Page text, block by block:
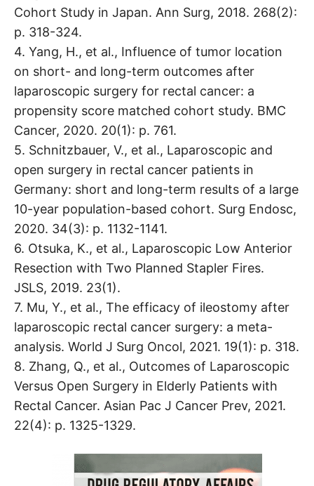
Cohort Study in Japan. Ann Surg, 2018. 268(2):
p. 318-324.
4. Yang, H., et al., Influence of tumor location
on short- and long-term outcomes after
laparoscopic surgery for rectal cancer: a
propensity score matched cohort study. BMC
Cancer, 2020. 20(1): p. 761.
5. Schnitzbauer, V., et al., Laparoscopic and
open surgery in rectal cancer patients in
Germany: short and long-term results of a large
10-year population-based cohort. Surg Endosc,
2020. 34(3): p. 1132-1141.
6. Otsuka, K., et al., Laparoscopic Low Anterior
Resection with Two Planned Stapler Fires.
JSLS, 2019. 23(1).
7. Mu, Y., et al., The efficacy of ileostomy after
laparoscopic rectal cancer surgery: a meta-
analysis. World J Surg Oncol, 2021. 19(1): p. 318.
8. Zhang, Q., et al., Outcomes of Laparoscopic
Versus Open Surgery in Elderly Patients with
Rectal Cancer. Asian Pac J Cancer Prev, 2021.
22(4): p. 1325-1329.